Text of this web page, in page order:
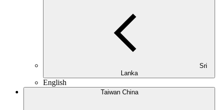
Lanka
English
Taiwan China